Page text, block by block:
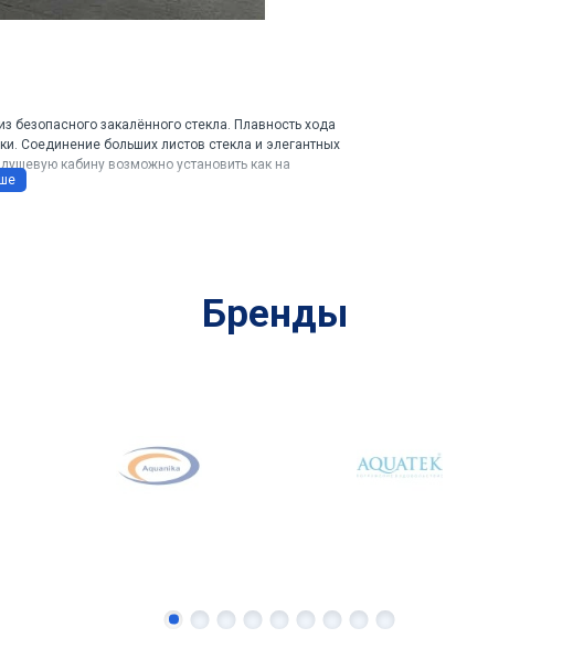
безопасного закалённого стекла. Плавность хода
Соединение больших листов стекла и элегантных
кабину возможно установить как на
Бренды